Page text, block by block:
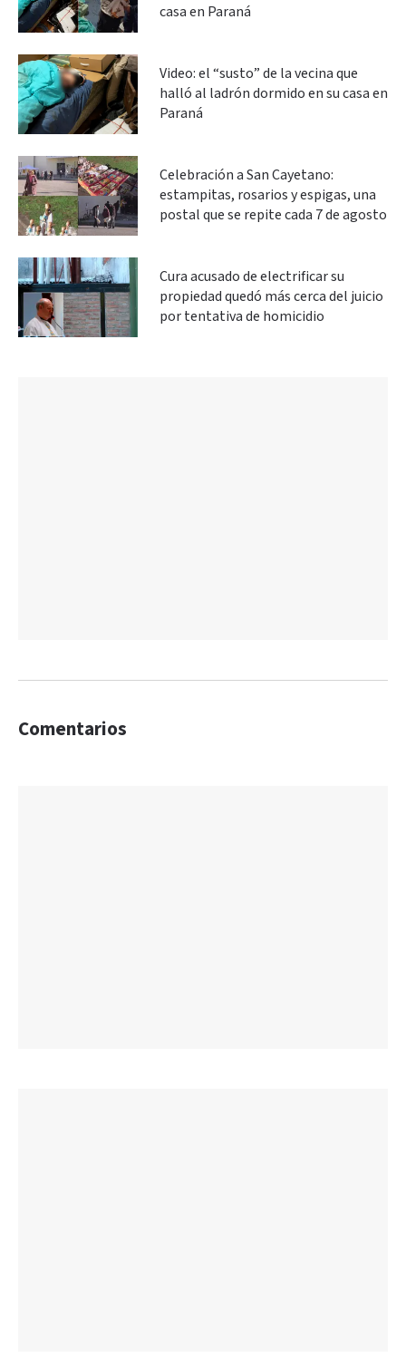
casa en Paraná
Video: el “susto” de la vecina que
halló al ladrón dormido en su casa en
Paraná
Celebración a San Cayetano:
estampitas, rosarios y espigas, una
postal que se repite cada 7 de agosto
Cura acusado de electrificar su
propiedad quedó más cerca del juicio
por tentativa de homicidio
Comentarios